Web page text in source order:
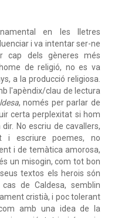
en les lletres
i va intentar ser-ne
cap dels gèneres més
de religió, no es va
a la producció religiosa.
l'apèndix/clau de lectura
, només per parlar de
certa perplexitat si hom
No escriu de cavallers,
escriure poemes, no
i de temàtica amorosa,
un misogin, com tot bon
textos els herois són
de Caldesa, semblin
cristià, i poc tolerant
amb una idea de la